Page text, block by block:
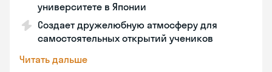
университете в Японии
Создает дружелюбную атмосферу для
самостоятельных открытий учеников
Читать дальше